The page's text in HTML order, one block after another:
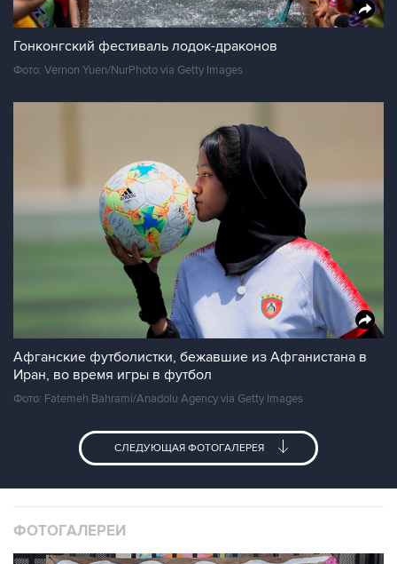
Гонконгский фестиваль лодок-драконов
Фото: Vernon Yuen/NurPhoto via Getty Images
Афганские футболистки, бежавшие из Афганистана в
Иран, во время игры в футбол
Фото: Fatemeh Bahrami/Anadolu Agency via Getty Images
СЛЕДУЮЩАЯ ФОТОГАЛЕРЕЯ
ФОТОГАЛЕРЕИ